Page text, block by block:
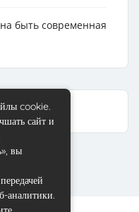
быть современная
cookie.
сайт и
вы
аналитики.